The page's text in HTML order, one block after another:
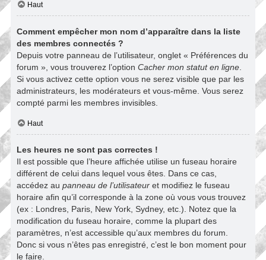
Haut
Comment empêcher mon nom d’apparaître dans la liste
des membres connectés ?
Depuis votre panneau de l’utilisateur, onglet « Préférences du
forum », vous trouverez l’option Cacher mon statut en ligne
Si vous activez cette option vous ne serez visible que par les
administrateurs, les modérateurs et vous-même. Vous serez
compté parmi les membres invisibles.
Haut
Les heures ne sont pas correctes !
Il est possible que l’heure affichée utilise un fuseau horaire
différent de celui dans lequel vous êtes. Dans ce cas,
accédez au panneau de l’utilisateur et modifiez le fuseau
horaire afin qu’il corresponde à la zone où vous vous trouvez
(ex : Londres, Paris, New York, Sydney, etc.). Notez que la
modification du fuseau horaire, comme la plupart des
paramètres, n’est accessible qu’aux membres du forum.
Donc si vous n’êtes pas enregistré, c’est le bon moment pour
le faire.